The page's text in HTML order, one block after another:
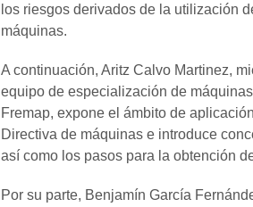
los riesgos derivados de la utilización
máquinas.
A continuación, Aritz Calvo Martinez,
equipo de especialización de
Fremap, expone el ámbito de
Directiva de máquinas e introduce
así como los pasos para la obtención
Por su parte, Benjamín García